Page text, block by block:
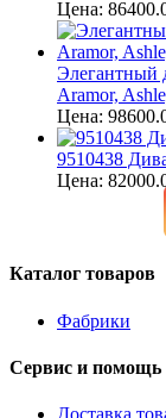
Цена:
Элегантный
Aramor,
Цена:
9510438
Цена:
Каталог товаров
Фабрики
Сервис и помощь
Доставка